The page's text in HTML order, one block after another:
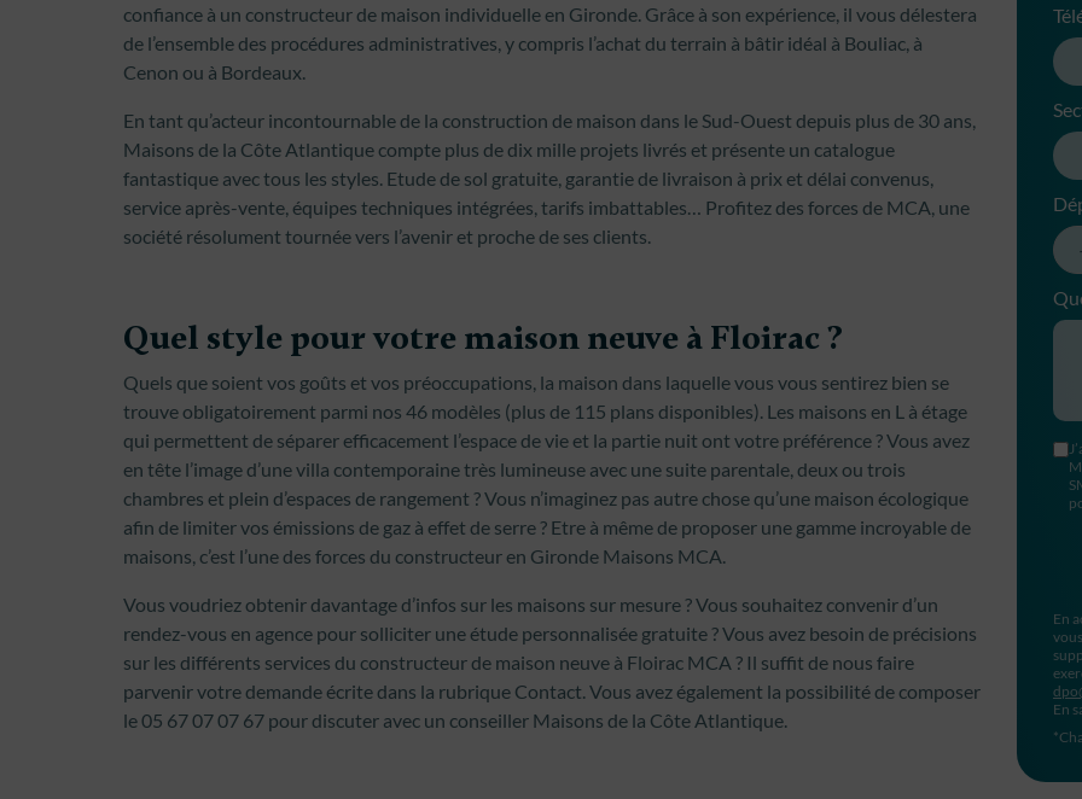
confiance à un constructeur de maison individuelle en Gironde. Grâce à son expérience, il vous délestera
de l’ensemble des procédures administratives, y compris l’achat du terrain à bâtir idéal à Bouliac, à
Cenon ou à Bordeaux.
En tant qu’acteur incontournable de la construction de maison dans le Sud-Ouest depuis plus de 30 ans,
Maisons de la Côte Atlantique compte plus de dix mille projets livrés et présente un catalogue
fantastique avec tous les styles. Etude de sol gratuite, garantie de livraison à prix et délai convenus,
service après-vente, équipes techniques intégrées, tarifs imbattables… Profitez des forces de MCA, une
société résolument tournée vers l’avenir et proche de ses clients.
Quel style pour votre maison neuve à Floirac ?
Quels que soient vos goûts et vos préoccupations, la maison dans laquelle vous vous sentirez bien se
trouve obligatoirement parmi nos 46 modèles (plus de 115 plans disponibles). Les maisons en L à étage
qui permettent de séparer efficacement l’espace de vie et la partie nuit ont votre préférence ? Vous avez
en tête l’image d’une villa contemporaine très lumineuse avec une suite parentale, deux ou trois
chambres et plein d’espaces de rangement ? Vous n’imaginez pas autre chose qu’une maison écologique
afin de limiter vos émissions de gaz à effet de serre ? Etre à même de proposer une gamme incroyable de
maisons, c’est l’une des forces du constructeur en Gironde Maisons MCA.
Vous voudriez obtenir davantage d’infos sur les maisons sur mesure ? Vous souhaitez convenir d’un
rendez-vous en agence pour solliciter une étude personnalisée gratuite ? Vous avez besoin de précisions
sur les différents services du constructeur de maison neuve à Floirac MCA ? Il suffit de nous faire
parvenir votre demande écrite dans la rubrique Contact. Vous avez également la possibilité de composer
le 05 67 07 07 67 pour discuter avec un conseiller Maisons de la Côte Atlantique.
En
En